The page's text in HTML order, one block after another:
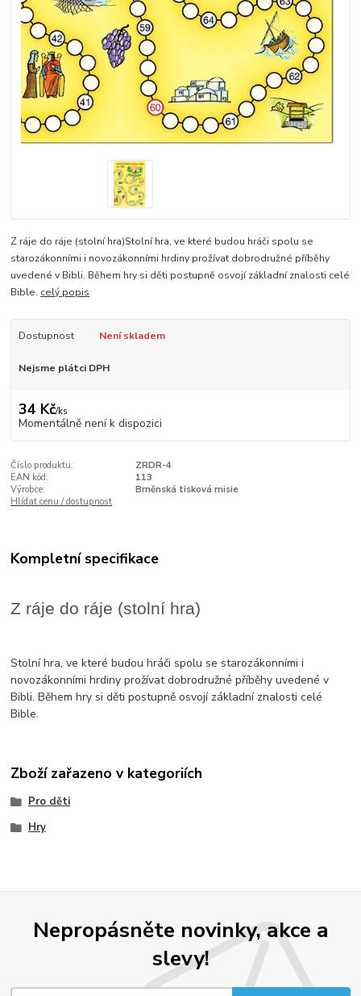
Z ráje do ráje (stolní hra)Stolní hra, ve které budou hráči spolu se
starozákonními i novozákonními hrdiny prožívat dobrodružné příběhy
uvedené v Bibli. Během hry si děti postupně osvojí základní znalosti celé
Bible. celý popis
Dostupnost Není skladem
Nejsme plátci DPH
34 Kč/ks
Momentálně není k dispozici
Číslo produktu:
ZRDR-4
EAN kód:
113
Výrobce:
Brněnská tisková misie
Hlídat cenu / dostupnost
Kompletní specifikace
Z ráje do ráje (stolní hra)
Stolní hra, ve které budou hráči spolu se starozákonními i
novozákonními hrdiny prožívat dobrodružné příběhy uvedené v
Bibli. Během hry si děti postupně osvojí základní znalosti celé
Bible.
Zboží zařazeno v kategoriích
Pro děti
Hry
Nepropásněte novinky, akce a
slevy!